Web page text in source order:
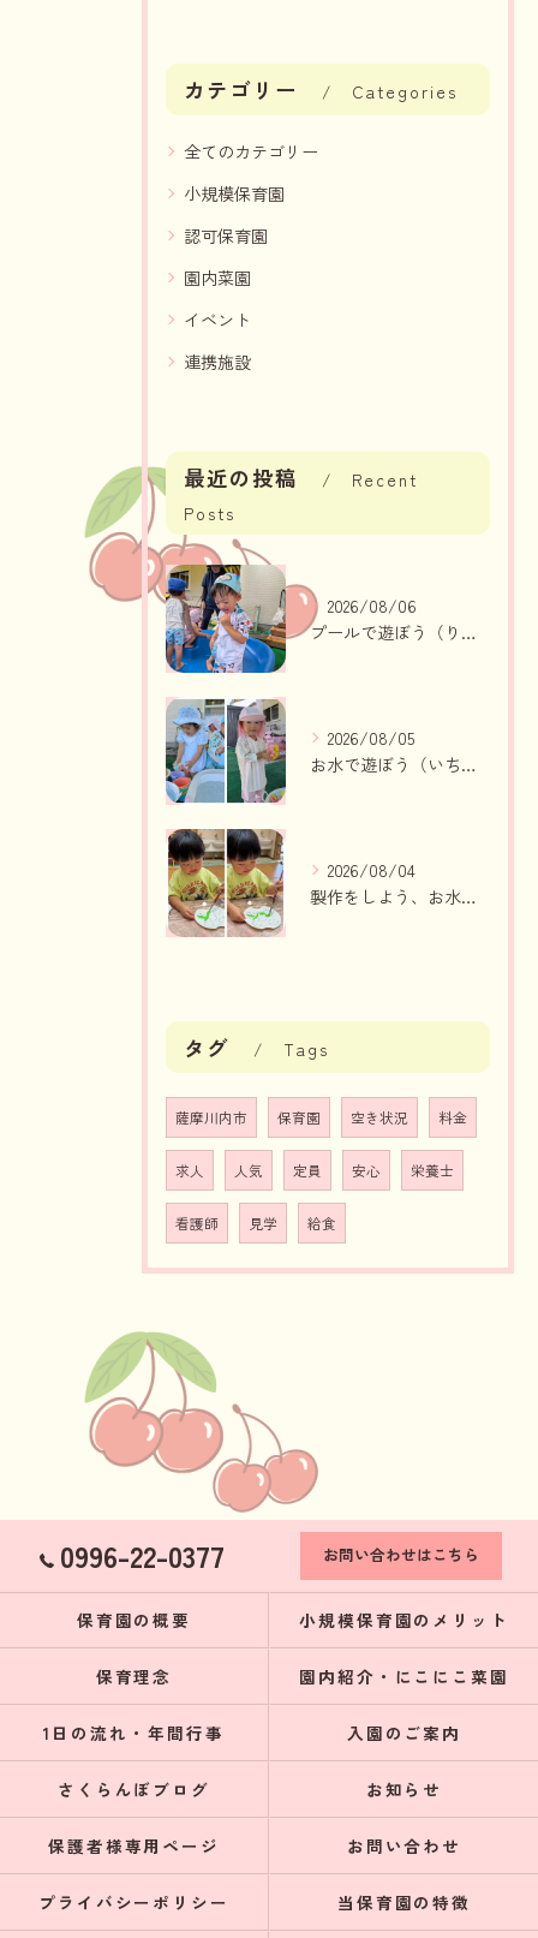
カテゴリー Categories
全てのカテゴリー
小規模保育園
認可保育園
園内菜園
イベント
連携施設
最近の投稿
Recent
Posts
2026/08/06
プールで遊ぼう（りんご組、いちご組）
2026/08/05
お水で遊ぼう（いちご組・りんご組）
2026/08/04
製作をしよう、お水遊び（りんご組、いちご組）
タグ Tags
薩摩川内市 保育園 空き状況 料金
求人 人気 定員 安心 栄養士
看護師 見学 給食
0996-22-0377 お問い合わせはこちら
保育園の概要 小規模保育園のメリット
保育理念 園内紹介・にこにこ菜園
1日の流れ・年間行事 入園のご案内
さくらんぼブログ お知らせ
保護者様専用ページ お問い合わせ
プライバシーポリシー 当保育園の特徴